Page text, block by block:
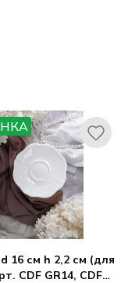
h 2,2 см (для
CDF GR14, CDF